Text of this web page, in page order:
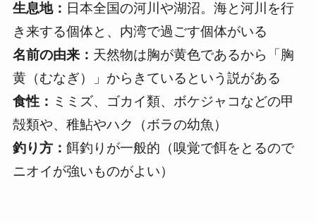
生息地： 日本全国の河川や湖沼。海と河川を行
き来する個体と、内湾で過ごす個体がいる
名前の由来： 天然物は胸が黄色であるから「胸
黄（むなぎ）」からきているという説がある
食性： ミミズ、ゴカイ類、ボケジャコなどの甲
殻類や、稚鮎やハク（ボラの幼魚）
釣り方： 餌釣りが一般的（嗅覚で餌をとるので
ニオイが強いものがよい）